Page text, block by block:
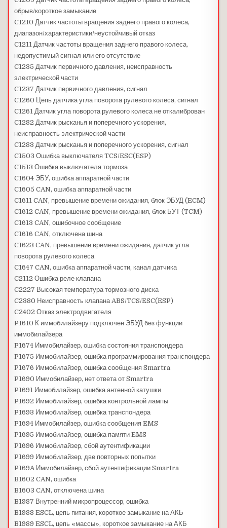
обрыв/короткое замыкание
C1210 Датчик частоты вращения заднего правого колеса,
диапазон/характеристики/неустойчивый отказ
C1211 Датчик частоты вращения заднего правого колеса,
недопустимый сигнал или его отсутствие
C1235 Датчик первичного давления, неисправность
электрической части
C1237 Датчик первичного давления, сигнал
C1260 Цепь датчика угла поворота рулевого колеса, сигнал
C1261 Датчик угла поворота рулевого колеса не откалиброван
C1282 Датчик рысканья и поперечного ускорения,
неисправность электрической части
C1283 Датчик рысканья и поперечного ускорения, сигнал
C1503 Ошибка выключателя TCS/ESC(ESP)
C1513 Ошибка выключателя тормоза
C1604 ЭБУ, ошибка аппаратной части
C1605 CAN, ошибка аппаратной части
C1611 CAN, превышение времени ожидания, блок ЭБУД (ECM)
C1612 CAN, превышение времени ожидания, блок БУТ (TCM)
C1613 CAN, ошибочное сообщение
C1616 CAN, отключена шина
C1623 CAN, превышение времени ожидания, датчик угла
поворота рулевого колеса
C1647 CAN, ошибка аппаратной части, канал датчика
C2112 Ошибка реле клапана
C2227 Высокая температура тормозного диска
C2380 Неисправность клапана ABS/TCS/ESC(ESP)
C2402 Отказ электродвигателя
P1610 К иммобилайзеру подключен ЭБУД без функции
иммобилайзера
P1674 Иммобилайзер, ошибка состояния транспондера
P1675 Иммобилайзер, ошибка программирования транспондера
P1676 Иммобилайзер, ошибка сообщения Smartra
P1690 Иммобилайзер, нет ответа от Smartra
P1691 Иммобилайзер, ошибка антенной катушки
P1692 Иммобилайзер, ошибка контрольной лампы
P1693 Иммобилайзер, ошибка транспондера
P1694 Иммобилайзер, ошибка сообщения EMS
P1695 Иммобилайзер, ошибка памяти EMS
P1696 Иммобилайзер, сбой аутентификации
P1699 Иммобилайзер, две повторных попытки
P169A Иммобилайзер, сбой аутентификации Smartra
B1602 CAN, ошибка
B1603 CAN, отключена шина
B1987 Внутренний микропроцессор, ошибка
B1988 ESCL, цепь питания, короткое замыкание на АКБ
B1989 ESCL, цепь «массы», короткое замыкание на АКБ